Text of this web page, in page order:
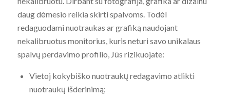
daug dėmesio reikia skirti spalvoms. Todėl
redaguodami nuotraukas ar grafiką naudojant
nekalibruotus monitorius, kuris neturi savo unikalaus
spalvų perdavimo profilio, Jūs rizikuojate:
Vietoj kokybiško nuotraukų redagavimo atlikti
nuotraukų išderinimą;